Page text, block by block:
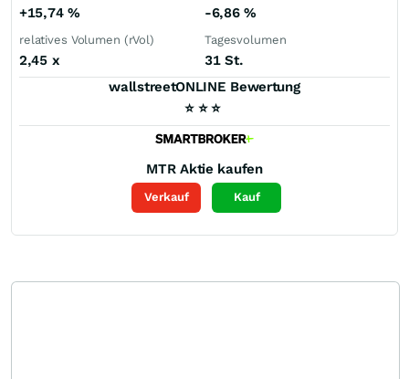
+15,74 % -6,86%
relatives Volumen (rVol)
2,45 x
Tagesvolumen
31 St.
wallstreetONLINE Bewertung
⭐ ⭐ ⭐
MTR Aktie kaufen
Verkauf Kauf